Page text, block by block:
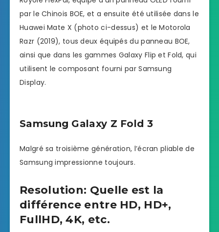
par le Chinois BOE, et a ensuite été utilisée dans le
Huawei Mate X (photo ci-dessus) et le Motorola
Razr (2019), tous deux équipés du panneau BOE,
ainsi que dans les gammes Galaxy Flip et Fold, qui
utilisent le composant fourni par Samsung
Display.
Samsung Galaxy Z Fold 3
Malgré sa troisième génération, l’écran pliable de
Samsung impressionne toujours.
Resolution: Quelle est la
différence entre HD, HD+,
FullHD, 4K, etc.